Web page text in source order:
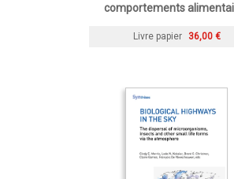
comportements
Livre papier 36,00 €